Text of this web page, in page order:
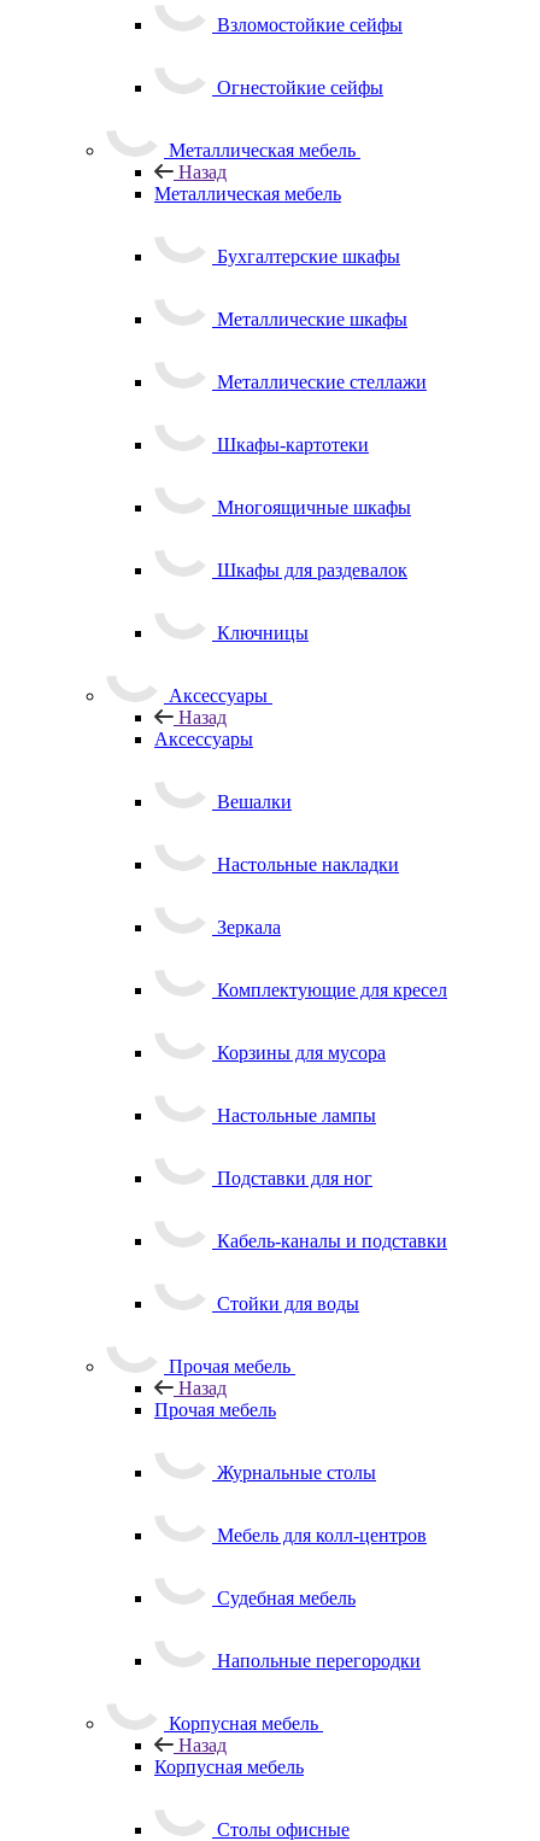
Взломостойкие сейфы
Огнестойкие сейфы
Металлическая мебель
Назад
Металлическая мебель
Бухгалтерские шкафы
Металлические шкафы
Металлические стеллажи
Шкафы-картотеки
Многоящичные шкафы
Шкафы для раздевалок
Ключницы
Аксессуары
Назад
Аксессуары
Вешалки
Настольные накладки
Зеркала
Комплектующие для кресел
Корзины для мусора
Настольные лампы
Подставки для ног
Кабель-каналы и подставки
Стойки для воды
Прочая мебель
Назад
Прочая мебель
Журнальные столы
Мебель для колл-центров
Судебная мебель
Напольные перегородки
Корпусная мебель
Назад
Корпусная мебель
Столы офисные